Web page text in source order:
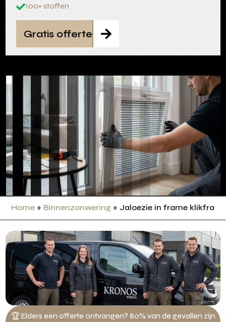
100+ stoffen

Gratis offerte
Home » Binnenzonwering » Jaloezie in frame
🏆 Elders een offerte ontvangen? 80% van de gevallen zijn